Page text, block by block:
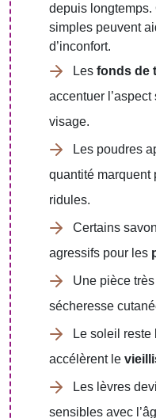
depuis
simples peuvent
d’inconfort.
Les fonds de
accentuer
visage.
Les poudres
quantité marquent
ridules.
Certains
agressifs pour les
Une pièce
sécheresse
Le soleil reste
accélèrent le
Les lèvres
sensibles avec